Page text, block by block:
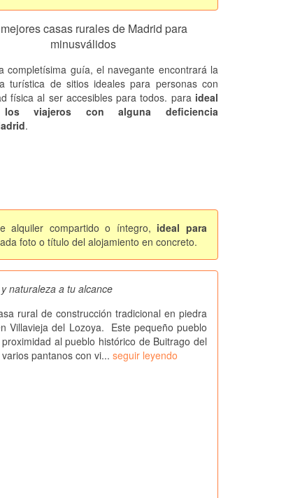
casas rurales de Madrid para
minusválidos
completísima guía, el navegante encontrará la
turística de sitios ideales para personas con
física al ser accesibles para todos. para ideal
viajeros con alguna deficiencia
.
alquiler compartido o íntegro, ideal para
foto o título del alojamiento en concreto.
naturaleza a tu alcance
rural de construcción tradicional en piedra
Villavieja del Lozoya. Este pequeño pueblo
al pueblo histórico de Buitrago del
pantanos con vi... seguir leyendo